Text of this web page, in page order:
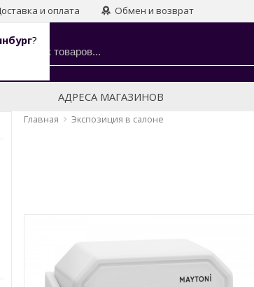
?
и оплата Обмен и возврат
АДРЕСА МАГАЗИНОВ
Главная Экспозиция в салоне